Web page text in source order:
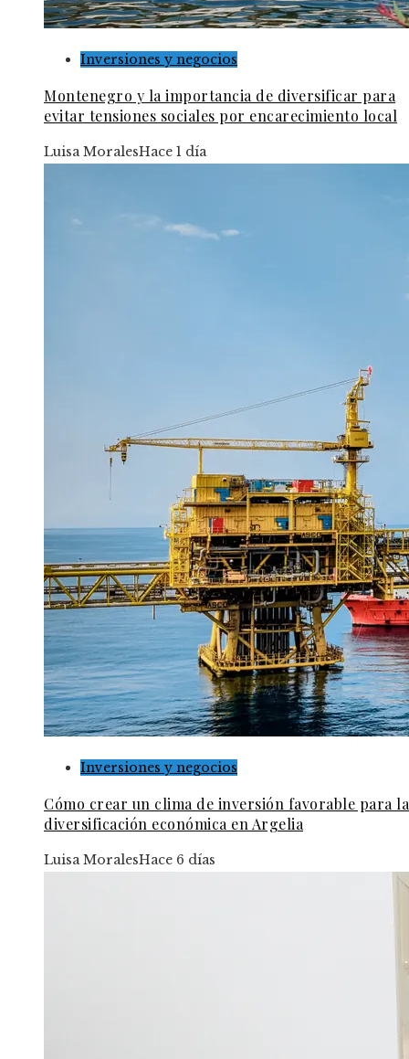
Inversiones y negocios
Montenegro y la importancia de diversificar para
evitar tensiones sociales por encarecimiento local
Luisa MoralesHace 1 día
Inversiones y negocios
Cómo crear un clima de inversión favorable para la
diversificación económica en Argelia
Luisa MoralesHace 6 días